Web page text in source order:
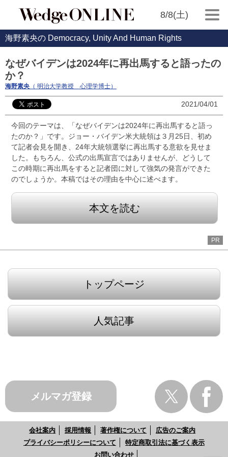
8/8(土)
海野素央の Democracy, Unity And Human Rights
なぜバイデンは2024年に再出馬すると語ったの
か？
海野素央 （ 明治大学教授 心理学博士）
2021/04/01
今回のテーマは、「なぜバイデンは2024年に再出馬すると語っ
たのか？」です。ジョー・バイデン米大統領は３月25日、初め
て記者会見を開き、24年大統領選挙に再出馬する意欲を見せま
した。もちろん、公式の出馬宣言ではありませんが、どうして
この時期に再出馬をすると記者団に対して強気の発言ができた
のでしょうか。本稿ではその理由を中心に述べます。
本文を読む
PR
トップページ
人気記事
メルマガ登録
会社案内 採用情報 著作権について
広告のご案内
プライバシーポリシーについて
特定商取引法に基づく表示
お問い合わせ